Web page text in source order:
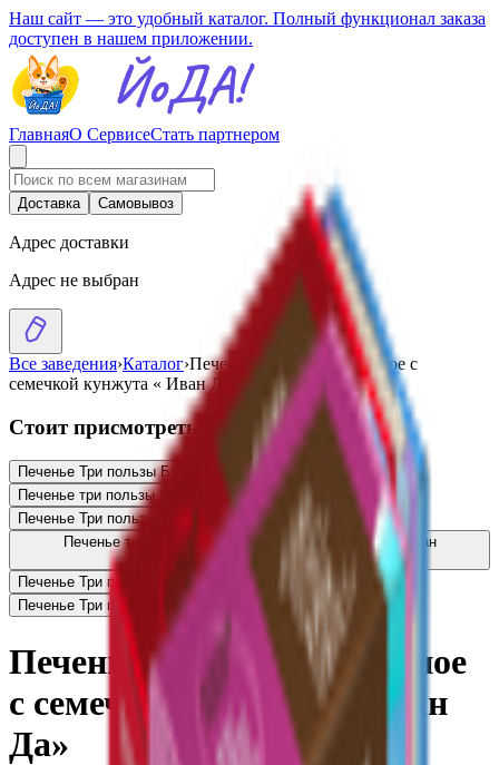
Наш сайт — это удобный каталог. Полный функционал заказа
доступен в нашем приложении.
ГлавнаяО СервисеСтать партнером
Доставка Самовывоз
Адрес доставки
Адрес не выбран
Все заведения›Каталог›Печенье Три пользы ржаное с
семечкой кунжута « Иван Да»
Стоит присмотреться
Печенье Три пользы Бородинское «Иван Да» 5.00
BYN
Печенье три пользы гречневое «Иван Да»
4.25
BYN
Печенье Три пользы с семечкой льна
3.87BYN
BYN
Печенье три пользы конопляное с белым льном «Иван
Да»
BYN
Печенье Три пользы с перчиком «Иван Да»
4.25
BYN
Печенье Три пользы с лучком
BYN
Печенье Три пользы ржаное
с семечкой кунжута « Иван
Да»